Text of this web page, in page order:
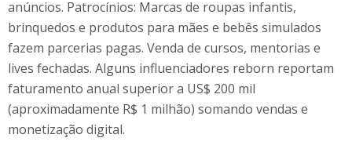
anúncios. Patrocínios: Marcas de roupas infantis,
brinquedos e produtos para mães e bebês simulados
fazem parcerias pagas. Venda de cursos, mentorias e
lives fechadas. Alguns influenciadores reborn reportam
faturamento anual superior a US$ 200 mil
(aproximadamente R$ 1 milhão) somando vendas e
monetização digital.